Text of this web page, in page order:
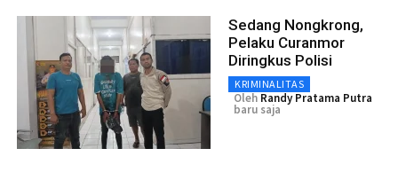
Sedang Nongkrong,
Pelaku Curanmor
Diringkus Polisi
KRIMINALITAS
Oleh Randy Pratama Putra
baru saja